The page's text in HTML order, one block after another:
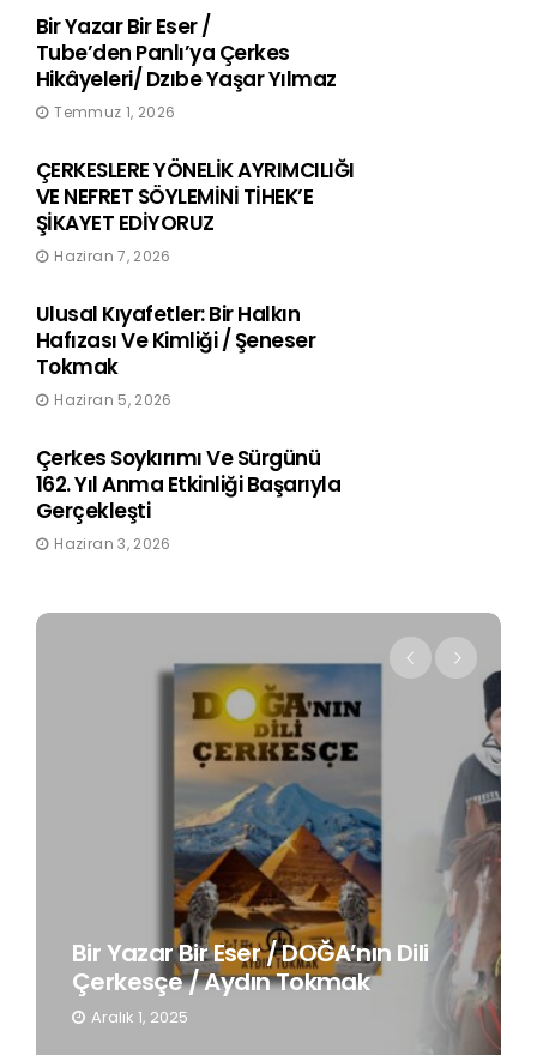
Bir Yazar Bir Eser /
Tube’den Panlı’ya Çerkes
Hikâyeleri/ Dzıbe Yaşar Yılmaz
Temmuz 1, 2026
ÇERKESLERE YÖNELİK AYRIMCILIĞI
VE NEFRET SÖYLEMİNİ TİHEK’E
ŞİKAYET EDİYORUZ
Haziran 7, 2026
Ulusal Kıyafetler: Bir Halkın
Hafızası Ve Kimliği / Şeneser
Tokmak
Haziran 5, 2026
Çerkes Soykırımı Ve Sürgünü
162. Yıl Anma Etkinliği Başarıyla
Gerçekleşti
Haziran 3, 2026
Bir Yazar Bir Eser / DOĞA’nın Dili
Çerkesçe / Aydın Tokmak
Aralık 1, 2025